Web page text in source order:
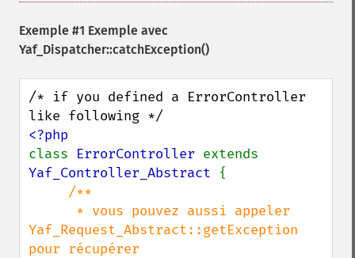
Exemple #1 Exemple avec
Yaf_Dispatcher::catchException()
/* if you defined a ErrorController
class ErrorController
Yaf_Controller_Abstract {
/**
Yaf_Request_Abstract::getException
pour récupérer